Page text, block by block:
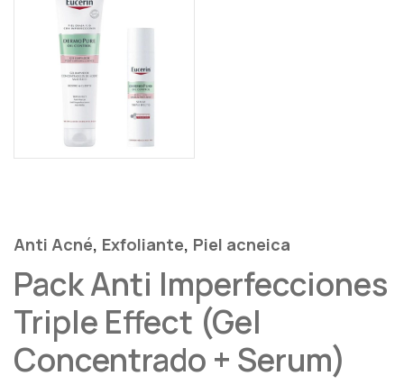
Anti Acné, Exfoliante, Piel acneica
Pack Anti Imperfecciones
Triple Effect (Gel
Concentrado + Serum)